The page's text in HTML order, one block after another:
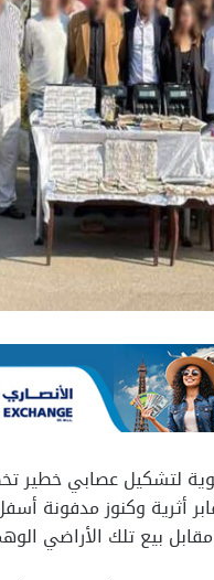
قوية لتشكيل عصابي
أثرية وكنوز مدفونة
بيع تلك الأراضي